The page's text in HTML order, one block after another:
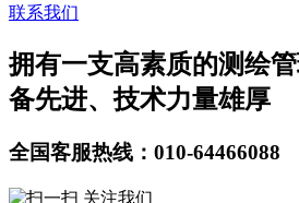
联系我们
拥有一支高素质的测绘
备先进、技术力量雄厚
全国客服热线：010-64466088